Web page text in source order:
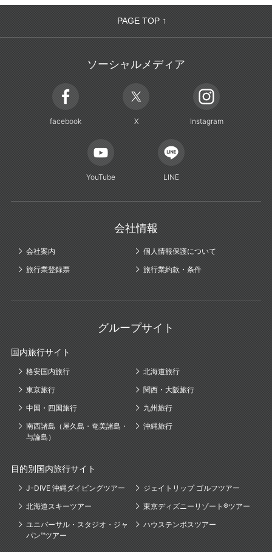
PAGE TOP ↑
ソーシャルメディア
facebook X Instagram
YouTube LINE
会社情報
会社案内
個人情報保護について
旅行業登録票
旅行業約款・条件
グループサイト
国内旅行サイト
格安国内旅行
北海道旅行
東京旅行
関西・大阪旅行
中国・四国旅行
九州旅行
南西諸島（屋久島・奄美諸島・
与論島）
沖縄旅行
目的別国内旅行サイト
J-DIVE 沖縄ダイビングツアー
ジェイトリップ ゴルフツアー
北海道スキーツアー
東京ディズニーリゾート®ツアー
ユニバーサル・スタジオ・ジャ
パン™ツアー
ハウステンボスツアー